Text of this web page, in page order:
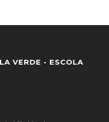
VERDE - ESCOLA